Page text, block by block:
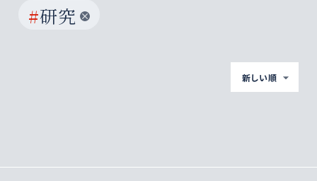
#研究
新しい順